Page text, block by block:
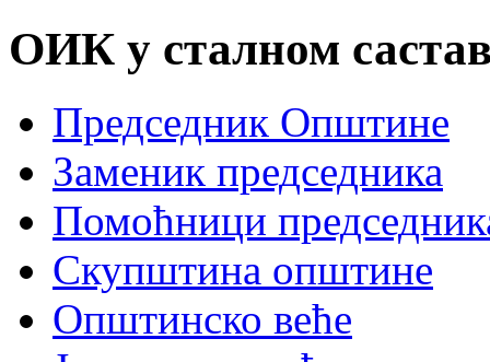
ОИК у сталном
Председник Општине
Заменик председника
Помоћници
Скупштина општине
Општинско веће